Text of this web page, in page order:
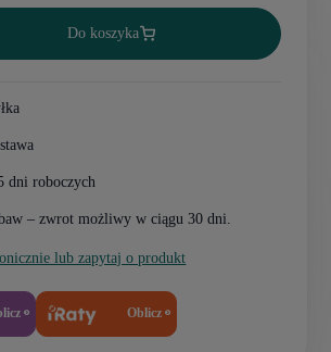
Do koszyka
dni roboczych
– zwrot możliwy w ciągu 30 dni.
lub zapytaj o produkt
Oblicz